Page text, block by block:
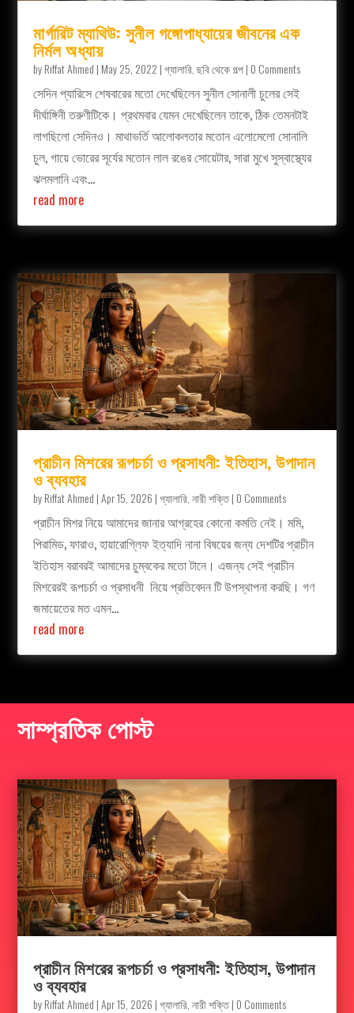
মার্গারিট ম্যাথিউ: সুনীল গঙ্গোপাধ্যায়ের জীবনের এক
নির্মল অধ্যায়
byRiffat Ahmed | May 25, 2022 |গ্যালারি ,ছবি থেকে গল্প| 0 Comments
সেদিন প্যারিসে শেষবারের মতো দেখেছিলেন সুনীল সোনালী চুলের সেই
দীর্ঘাঙ্গিনী তরুণীটিকে। প্রথমবার যেমন দেখেছিলেন তাকে, ঠিক তেমনটাই
লাগছিলো সেদিনও। মাথাভর্তি আলোকলতার মতোন এলোমেলো সোনালি
চুল, গায়ে ভোরের সূর্যের মতোন লাল রঙের সোয়েটার, সারা মুখে সুস্বাস্থ্যের
ঝলমলানি এবং...
read more
প্রাচীন মিশরের রূপচর্চা ও প্রসাধনী: ইতিহাস, উপাদান
ও ব্যবহার
byRiffat Ahmed |Apr 15, 2026 |গ্যালারি ,নারী শক্তি| 0 Comments
প্রাচীন মিশর নিয়ে আমাদের জানার আগ্রহের কোনো কমতি নেই। মমি,
পিরামিড, ফারাও, হায়ারোগ্লিফ ইত্যাদি নানা বিষয়ের জন্য দেশটির প্রাচীন
ইতিহাস বরাবরই আমাদের চুম্বকের মতো টানে। এজন্য সেই প্রাচীন
মিশরেরই রূপচর্চা ও প্রসাধনী নিয়ে প্রতিবেদন টি‌ উপস্থাপনা করছি। গণ
জমায়েতের মত এমন...
read more
সাম্প্রতিক পোস্ট
প্রাচীন মিশরের রূপচর্চা ও প্রসাধনী: ইতিহাস, উপাদান
ও ব্যবহার
byRiffat Ahmed |Apr 15, 2026 |গ্যালারি ,নারী শক্তি| 0 Comments